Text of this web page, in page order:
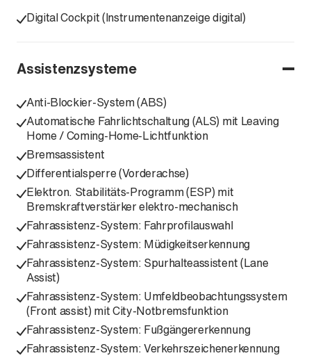
Digital Cockpit (Instrumentenanzeige digital)
Assistenzsysteme
Anti-Blockier-System (ABS)
Automatische Fahrlichtschaltung (ALS) mit Leaving
Home / Coming-Home-Lichtfunktion
Bremsassistent
Differentialsperre (Vorderachse)
Elektron. Stabilitäts-Programm (ESP) mit
Bremskraftverstärker elektro-mechanisch
Fahrassistenz-System: Fahrprofilauswahl
Fahrassistenz-System: Müdigkeitserkennung
Fahrassistenz-System: Spurhalteassistent (Lane
Assist)
Fahrassistenz-System: Umfeldbeobachtungssystem
(Front assist) mit City-Notbremsfunktion
Fahrassistenz-System: Fußgängererkennung
Fahrassistenz-System: Verkehrszeichenerkennung